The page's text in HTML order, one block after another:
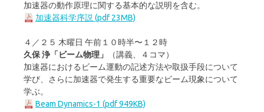
加速器の動作原理に関する基本的な説明を含む。
加速器科学序説 (pdf 23MB)
４／２５ 木曜日 午前１０時半〜１２時
久保 浄「ビーム物理」
（講義、４コマ）
加速器におけるビーム運動の記述方法や取扱手段について
学び、さらに加速器で発生する重要なビーム現象について
学ぶ。
Beam Dynamics-1 (pdf 949KB)